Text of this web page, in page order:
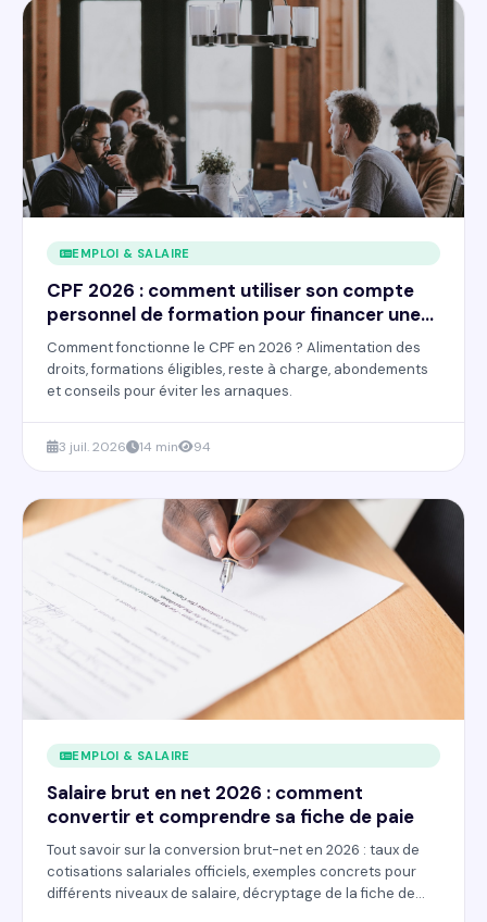
EMPLOI & SALAIRE
CPF 2026 : comment utiliser son compte
personnel de formation pour financer une
reconversion
Comment fonctionne le CPF en 2026 ? Alimentation des
droits, formations éligibles, reste à charge, abondements
et conseils pour éviter les arnaques.
3 juil. 2026 14 min 94
EMPLOI & SALAIRE
Salaire brut en net 2026 : comment
convertir et comprendre sa fiche de paie
Tout savoir sur la conversion brut-net en 2026 : taux de
cotisations salariales officiels, exemples concrets pour
différents niveaux de salaire, décryptage de la fiche de